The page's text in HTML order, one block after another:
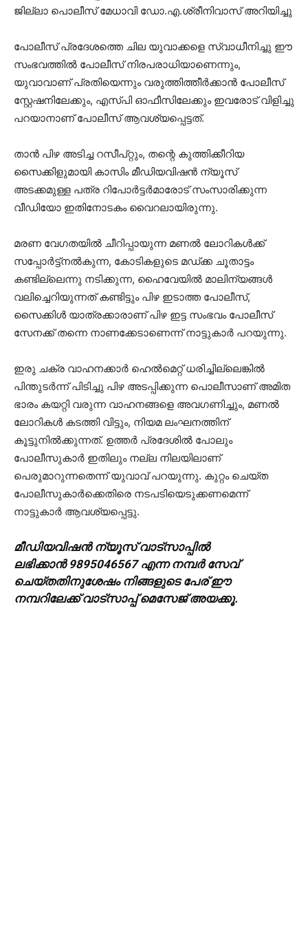
ജില്ലാ പൊലീസ് മേധാവി ഡോ.എ.ശ്രീനിവാസ് അറിയിച്ചു
പോലീസ് പ്രദേശത്തെ ചില യുവാക്കളെ സ്വാധീനിച്ചു ഈ
സംഭവത്തിൽ പോലീസ് നിരപരാധിയാണെന്നും,
യുവാവാണ് പ്രതിയെന്നും വരുത്തിത്തീർക്കാൻ പോലീസ്
സ്റ്റേഷനിലേക്കും, എസ്പി ഓഫീസിലേക്കും ഇവരോട് വിളിച്ചു
പറയാനാണ് പോലീസ് ആവശ്യപ്പെട്ടത്.
താൻ പിഴ അടിച്ച റസീപ്റ്റും, തന്റെ കുത്തിക്കീറിയ
സൈക്കിളുമായി കാസിം മീഡിയവിഷൻ ന്യൂസ്
അടക്കമുള്ള പത്ര റിപോർട്ടർമാരോട് സംസാരിക്കുന്ന
വീഡിയോ ഇതിനോടകം വൈറലായിരുന്നു.
മരണ വേഗതയിൽ ചീറിപ്പായുന്ന മണൽ ലോറികൾക്ക്
സപ്പോർട്ട്നൽകുന്ന, കോടികളുടെ മഡ്ക്ക ചൂതാട്ടം
കണ്ടില്ലെന്നു നടിക്കുന്ന, ഹൈവേയിൽ മാലിന്യങ്ങൾ
വലിച്ചെറിയുന്നത് കണ്ടിട്ടും പിഴ ഇടാത്ത പോലീസ്,
സൈക്കിൾ യാത്രക്കാരാണ് പിഴ ഇട്ട സംഭവം പോലീസ്
സേനക്ക് തന്നെ നാണക്കേടാണെന്ന് നാട്ടുകാർ പറയുന്നു.
ഇരു ചക്ര വാഹനക്കാർ ഹെൽമെറ്റ് ധരിച്ചില്ലെങ്കിൽ
പിന്തുടർന്ന് പിടിച്ചു പിഴ അടപ്പിക്കുന്ന പൊലീസാണ് അമിത
ഭാരം കയറ്റി വരുന്ന വാഹനങ്ങളെ അവഗണിച്ചും, മണൽ
ലോറികൾ കടത്തി വിട്ടും, നിയമ ലംഘനത്തിന്
കൂട്ടുനിൽക്കുന്നത്. ഉത്തർ പ്രദേശിൽ പോലും
പോലീസുകാർ ഇതിലും നല്ല നിലയിലാണ്
പെരുമാറുന്നതെന്ന് യുവാവ് പറയുന്നു. കുറ്റം ചെയ്ത
പോലീസുകാർക്കെതിരെ നടപടിയെടുക്കണമെന്ന്
നാട്ടുകാർ ആവശ്യപ്പെട്ടു.
മീഡിയവിഷൻ ന്യൂസ് വാട്സാപ്പില്‍
ലഭിക്കാന്‍ 9895046567 എന്ന നമ്പര്‍ സേവ്
ചെയ്തതിനുശേഷം നിങ്ങളുടെ പേര് ഈ
നമ്പറിലേക്ക് വാട്സാപ്പ് മെസേജ് അയക്കൂ.